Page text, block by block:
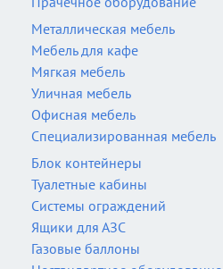
Металлическая мебель
Мебель для кафе
Мягкая мебель
Уличная мебель
Офисная мебель
Специализированная мебель
Блок контейнеры
Туалетные кабины
Системы ограждений
Ящики для АЗС
Газовые баллоны